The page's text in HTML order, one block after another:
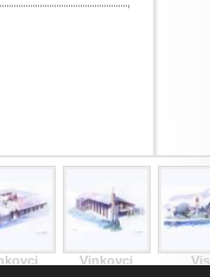
Vinkovci Vis